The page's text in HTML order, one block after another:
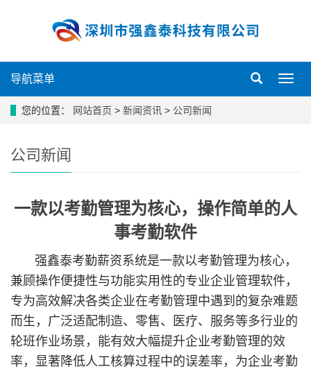
导
导航菜单
您的位置： 网站首页 > 新闻资讯 > 公司新闻
公司新闻
一款以考勤管理为核心，操作简单的人
事考勤软件
强鑫泰考勤薪资系统是一款以考勤管理为核心，
兼顾操作便捷性与功能实用性的专业企业管理软件，
专为高效解决各类企业在考勤管理中遇到的复杂难题
而生，广泛适配制造、零售、医疗、服务等多行业的
轮班作业场景，能有效大幅提升企业考勤管理的效
率，显著降低人工核算过程中的误差率，为企业考勤